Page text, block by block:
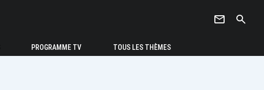
newsletter search
PROGRAMME TV TOUS LES THÈMES